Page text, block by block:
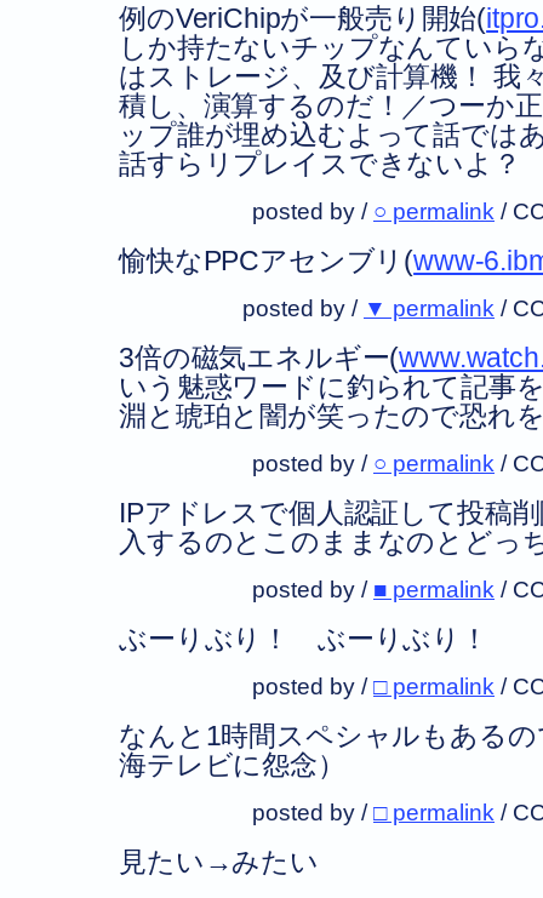
例のVeriChipが一般売り開始(
しか持たないチップなんていら
はストレージ、及び計算機！ 我
積し、演算するのだ！／つーか
ップ誰が埋め込むよって話では
話すらリプレイスできないよ？
posted by / ○ permalink /
愉快なPPCアセンブリ(www-
posted by / ▼ permalink /
3倍の磁気エネルギー(
いう魅惑ワードに釣られて記事
淵と琥珀と闇が笑ったので恐れ
posted by / ○ permalink /
IPアドレスで個人認証して投稿
入するのとこのままなのとどっ
posted by / ■ permalink /
ぶーりぶり！ ぶーりぶり！
posted by /□ permalink /
なんと1時間スペシャルもある
海テレビに怨念）
posted by /□ permalink /
見たい→みたい